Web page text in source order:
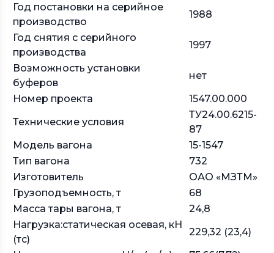
Год постановки на серийное
производство
1988
Год снятия с серийного
производства
1997
Возможность установки
буферов
нет
Номер проекта
1547.00.000
Технические условия
ТУ24.00.6215-
87
Модель вагона
15-1547
Тип вагона
732
Изготовитель
ОАО «МЗТМ»
Грузоподъемность, т
68
Масса тары вагона, т
24,8
Нагрузка:статическая осевая, кН
(тс)
229,32 (23,4)